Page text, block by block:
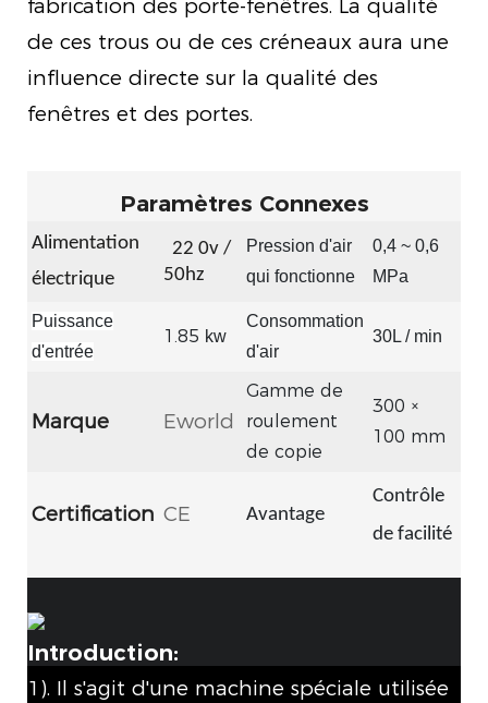
fabrication des porte-fenêtres. La qualité
de ces trous ou de ces créneaux aura une
influence directe sur la qualité des
fenêtres et des portes.
Paramètres Connexes
Alimentation
électrique
22 0v /
50hz
Pression d'air
qui fonctionne
0,4 ~ 0,6
MPa
Puissance
d'entrée
1.85 kw
Consommation
d'air
30L / min
Marque Eworld
Gamme de
roulement
de copie
300 ×
100 mm
Certification CE Avantage
Contrôle
de facilité
Introduction:
1). Il s'agit d'une machine spéciale utilisée